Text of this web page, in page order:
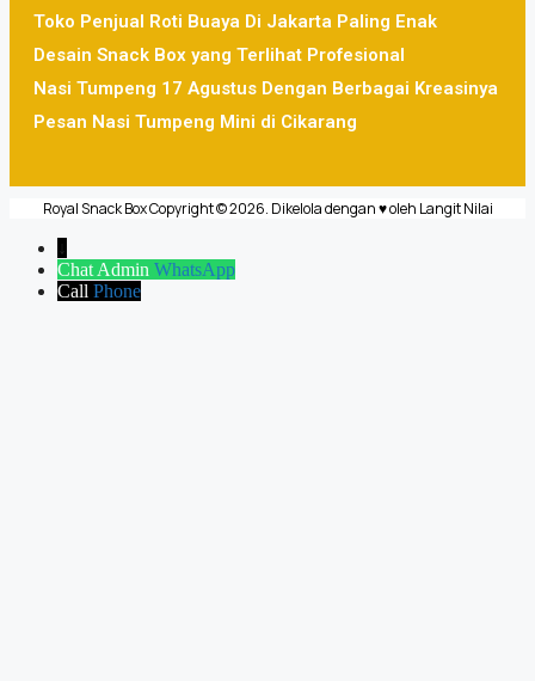
Toko Penjual Roti Buaya Di Jakarta Paling Enak
Desain Snack Box yang Terlihat Profesional
Nasi Tumpeng 17 Agustus Dengan Berbagai Kreasinya
Pesan Nasi Tumpeng Mini di Cikarang
Royal Snack Box Copyright © 2026. Dikelola dengan ♥ oleh Langit Nilai
↓
Chat Admin WhatsApp
Call Phone